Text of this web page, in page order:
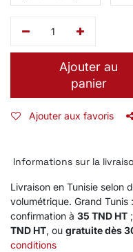
Ajouter au
panier
Ajouter aux favoris
Informations sur la
Livraison en Tunisie selon
volumétrique. Grand
confirmation à 35 TND HT
TND HT, ou gratuite dès
conditions